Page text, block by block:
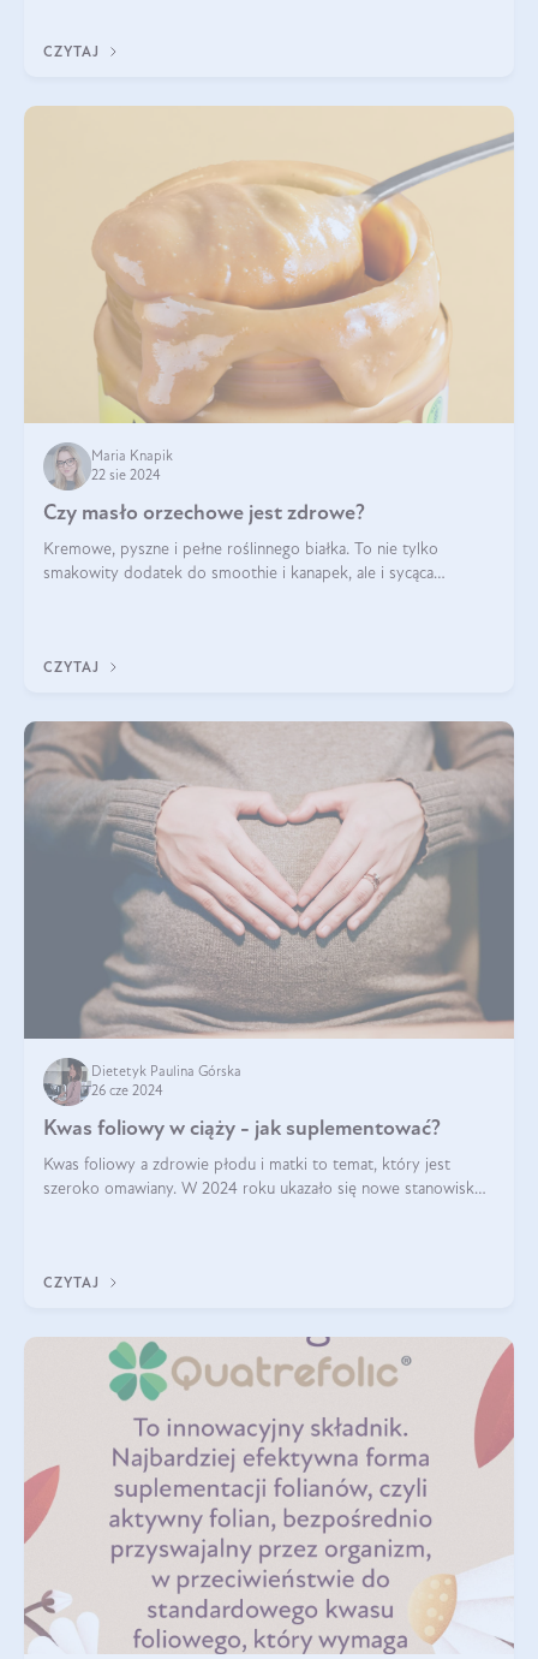
CZYTAJ
Maria Knapik
22 sie 2024
Czy masło orzechowe jest zdrowe?
Kremowe, pyszne i pełne roślinnego białka. To nie tylko
smakowity dodatek do smoothie i kanapek, ale i sycąca
CZYTAJ
Dietetyk Paulina Górska
26 cze 2024
Kwas foliowy w ciąży - jak suplementować?
Kwas foliowy a zdrowie płodu i matki to temat, który jest
szeroko omawiany. W 2024 roku ukazało się nowe stanowisko
CZYTAJ